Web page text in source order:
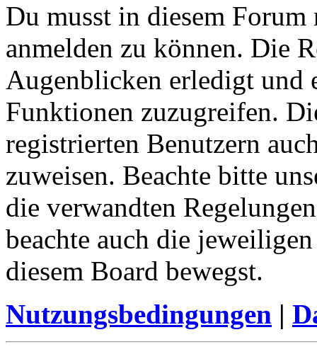
Du musst in diesem
anmelden zu können. Die
Augenblicken erledigt und
Funktionen zuzugreifen.
registrierten Benutzern
zuweisen. Beachte bitte
die verwandten
beachte auch die
diesem Board bewegst.
Nutzungsbedingungen |